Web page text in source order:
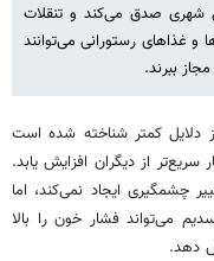
شهری صدق می‌کند و تنقلات
غذاهای رستورانی می‌توانند
ببرند.
کمتر شناخته‌ شده است
از دیگران افزایش یابد.
چشمگیری ایجاد نمی‌کند، اما
می‌تواند فشار خون را بالا
دهد.